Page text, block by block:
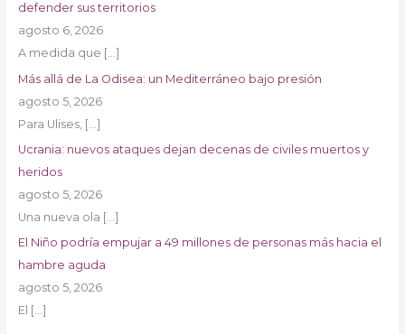
defender sus territorios
agosto 6, 2026
A medida que […]
Más allá de La Odisea: un Mediterráneo bajo presión
agosto 5, 2026
Para Ulises, […]
Ucrania: nuevos ataques dejan decenas de civiles muertos y
heridos
agosto 5, 2026
Una nueva ola […]
El Niño podría empujar a 49 millones de personas más hacia el
hambre aguda
agosto 5, 2026
El […]